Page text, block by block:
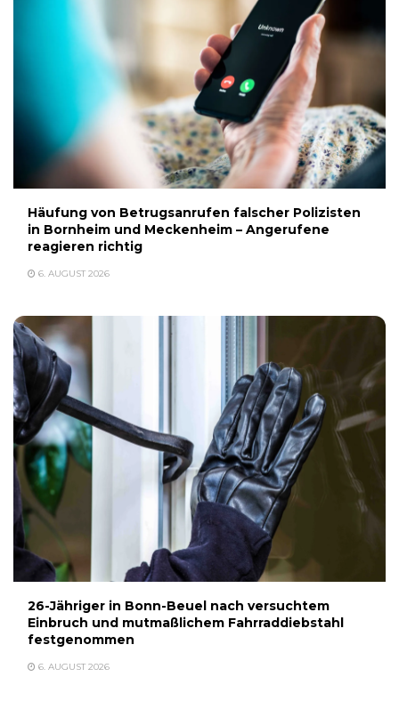
Häufung von Betrugsanrufen falscher Polizisten
in Bornheim und Meckenheim – Angerufene
reagieren richtig
6. AUGUST 2026
26-Jähriger in Bonn-Beuel nach versuchtem
Einbruch und mutmaßlichem Fahrraddiebstahl
festgenommen
6. AUGUST 2026